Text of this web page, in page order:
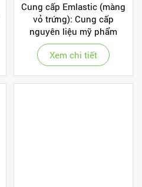
Cung cấp Emlastic (màng
vỏ trứng): Cung cấp
nguyên liệu mỹ phẩm
Xem chi tiết